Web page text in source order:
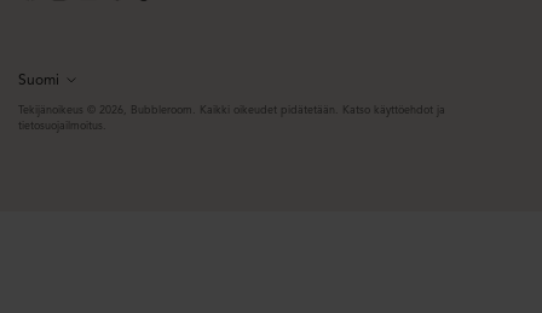
Kieli
Suomi
Tekijänoikeus © 2026, Bubbleroom. Kaikki oikeudet pidätetään. Katso käyttöehdot ja
tietosuojailmoitus.